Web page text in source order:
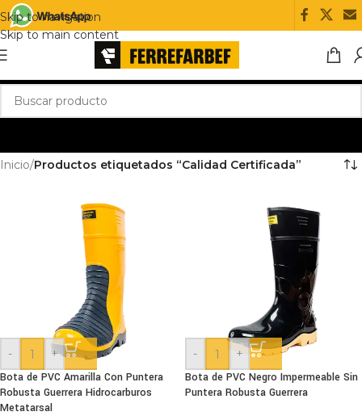
Skip to navigation
Skip to main content
Inicio/Productos etiquetados “Calidad Certificada”
-
+
Bota de PVC Amarilla Con Puntera
Robusta Guerrera Hidrocarburos
Metatarsal
-
+
Bota de PVC Negro Impermeable Sin
Puntera Robusta Guerrera